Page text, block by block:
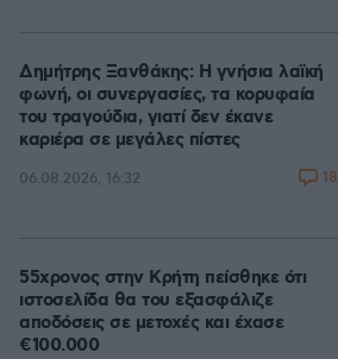
Δημήτρης Ξανθάκης: Η γνήσια λαϊκή
φωνή, οι συνεργασίες, τα κορυφαία
του τραγούδια, γιατί δεν έκανε
καριέρα σε μεγάλες πίστες
06.08.2026, 16:32 18
55χρονος στην Κρήτη πείσθηκε ότι
ιστοσελίδα θα του εξασφάλιζε
αποδόσεις σε μετοχές και έχασε
€100.000